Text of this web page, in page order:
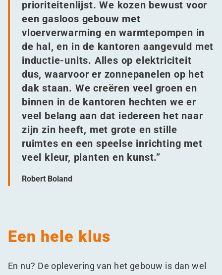
prioriteitenlijst. We kozen bewust voor
een gasloos gebouw met
vloerverwarming en warmtepompen in
de hal, en in de kantoren aangevuld met
inductie-units. Alles op elektriciteit
dus, waarvoor er zonnepanelen op het
dak staan. We creëren veel groen en
binnen in de kantoren hechten we er
veel belang aan dat iedereen het naar
zijn zin heeft, met grote en stille
ruimtes en een speelse inrichting met
veel kleur, planten en kunst.”
Robert Boland
Een hele klus
En nu? De oplevering van het gebouw is dan wel